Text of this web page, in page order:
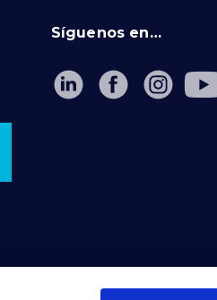
Síguenos en…